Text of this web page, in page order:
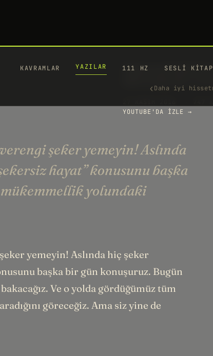
Mükemmel olmak için
YOUTUBE'DA IZLE →
şeker yemeyin! Aslında
hayat” konusunu başka
yolundaki
yemeyin! Aslında hiç şeker
başka bir gün konuşuruz. Bugün
Ve o yolda gördüğümüz tüm
göreceğiz. Ama siz yine de